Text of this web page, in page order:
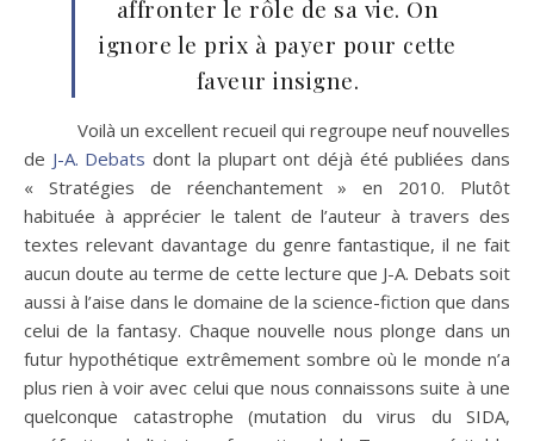
affronter le rôle de sa vie. On
ignore le prix à payer pour cette
faveur insigne.
Voilà un excellent recueil qui regroupe neuf nouvelles
de J-A. Debats dont la plupart ont déjà été publiées dans
« Stratégies de réenchantement » en 2010. Plutôt
habituée à apprécier le talent de l’auteur à travers des
textes relevant davantage du genre fantastique, il ne fait
aucun doute au terme de cette lecture que J-A. Debats soit
aussi à l’aise dans le domaine de la science-fiction que dans
celui de la fantasy. Chaque nouvelle nous plonge dans un
futur hypothétique extrêmement sombre où le monde n’a
plus rien à voir avec celui que nous connaissons suite à une
quelconque catastrophe (mutation du virus du SIDA,